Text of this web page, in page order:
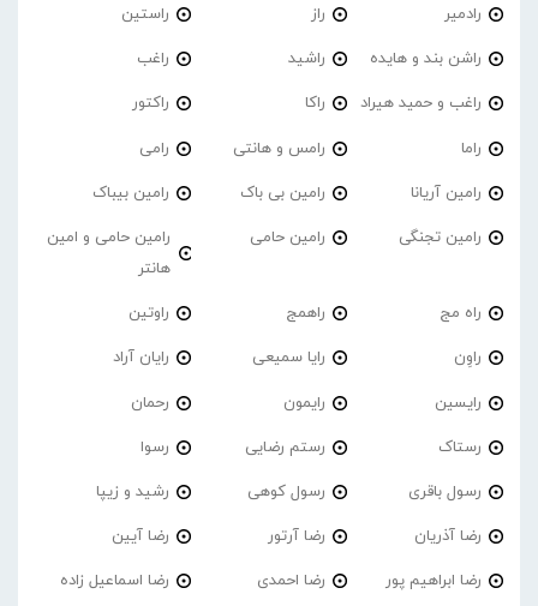
رادمیر راز راستین
راشن بند و هایده راشید راغب
راغب و حمید هیراد راکا راکتور
راما رامس و هانتی رامی
رامین آریانا رامین بی باک رامین بیباک
رامین تجنگی رامین حامی
رامین حامی و امین
هانتر
راه مج راهمج راوتین
راوِن رایا سمیعی رایان آراد
رایسین رایمون رحمان
رستاک رستم رضایی رسوا
رسول باقری رسول کوهی رشید و زیپا
رضا آذریان رضا آرتور رضا آیین
رضا ابراهیم پور رضا احمدی رضا اسماعیل زاده